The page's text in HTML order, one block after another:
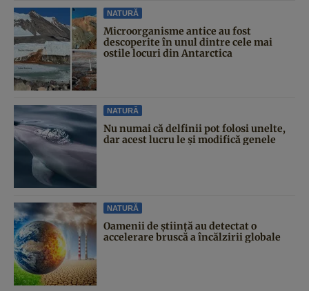
NATURĂ
Microorganisme antice au fost
descoperite în unul dintre cele mai
ostile locuri din Antarctica
NATURĂ
Nu numai că delfinii pot folosi unelte,
dar acest lucru le și modifică genele
NATURĂ
Oamenii de știință au detectat o
accelerare bruscă a încălzirii globale